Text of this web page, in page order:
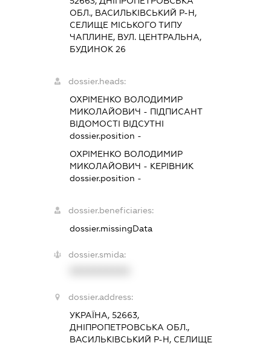
ОБЛ., ВАСИЛЬКІВСЬКИЙ Р-Н,
СЕЛИЩЕ МІСЬКОГО ТИПУ
ЧАПЛИНЕ, ВУЛ. ЦЕНТРАЛЬНА,
БУДИНОК 26
dossier.heads:
ОХРІМЕНКО ВОЛОДИМИР
МИКОЛАЙОВИЧ - ПІДПИСАНТ
ВІДОМОСТІ ВІДСУТНІ
dossier.position -
ОХРІМЕНКО ВОЛОДИМИР
МИКОЛАЙОВИЧ - КЕРІВНИК
dossier.position -
dossier.beneficiaries:
dossier.missingData
dossier.smida:
dossier.address:
УКРАЇНА, 52663,
ДНІПРОПЕТРОВСЬКА ОБЛ.,
ВАСИЛЬКІВСЬКИЙ Р-Н, СЕЛИЩЕ